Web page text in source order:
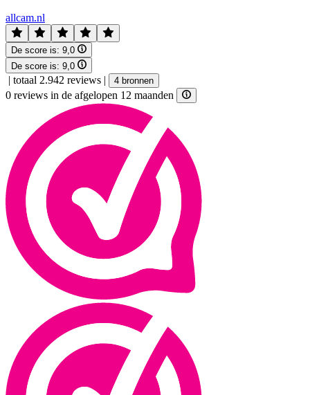
allcam.nl
De score is: 9,0
De score is: 9,0
| totaal 2.942 reviews | 4 bronnen
0 reviews in de afgelopen 12 maanden